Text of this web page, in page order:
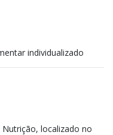
individualizado
localizado no